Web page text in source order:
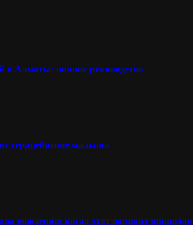
в Алматы: полное руководство
сердцебиение малыша
вождения: когда этот вариант оправдан